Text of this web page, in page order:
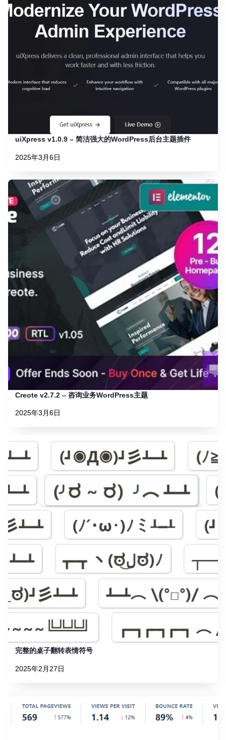
uiXpress v1.0.9 – 简洁强大的WordPress后台主题插件
2025年3月6日
Creote v2.7.2 – 咨询业务WordPress主题
2025年3月6日
完整的桌子翻转表情符号
2025年2月27日